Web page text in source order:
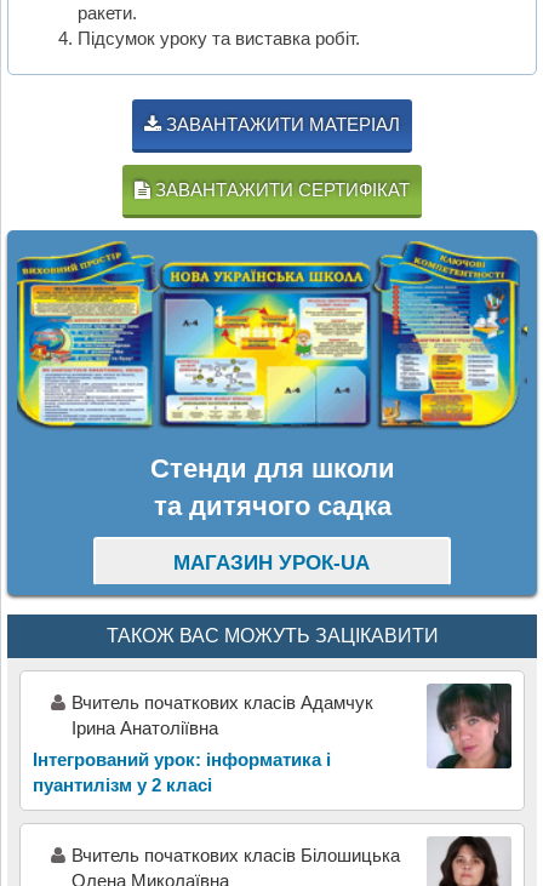
ракети.
Підсумок уроку та виставка робіт.
ЗАВАНТАЖИТИ МАТЕРІАЛ
ЗАВАНТАЖИТИ СЕРТИФІКАТ
Стенди для школи
та дитячого садка
МАГАЗИН УРОК-UA
ТАКОЖ ВАС МОЖУТЬ ЗАЦІКАВИТИ
Вчитель початкових класів Адамчук
Ірина Анатоліївна
Інтегрований урок: інформатика і
пуантилізм у 2 класі
Вчитель початкових класів Білошицька
Олена Миколаївна